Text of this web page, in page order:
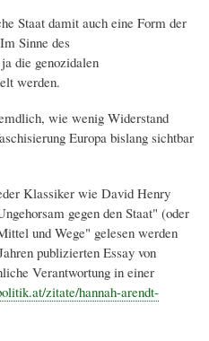
Staat damit auch eine Form der
Sinne des
die genozidalen
werden.
wie wenig Widerstand
Europa bislang sichtbar
Klassiker wie David Henry
gegen den Staat" (oder
und Wege" gelesen werden
publizierten Essay von
Verantwortung in einer
zitate/hannah-arendt-